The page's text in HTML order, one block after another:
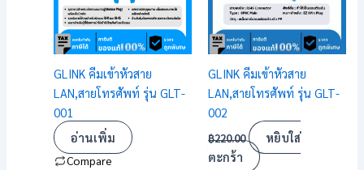
GLINK คีมเข้าหัวสาย
LAN,สายโทรศัพท์ รุ่น GLT-
001
อ่านเพิ่ม
Compare
GLINK คีมเข้าหัวสาย
LAN,สายโทรศัพท์ รุ่น GLT-
002
฿220.00
หยิบใส่
ตะกร้า